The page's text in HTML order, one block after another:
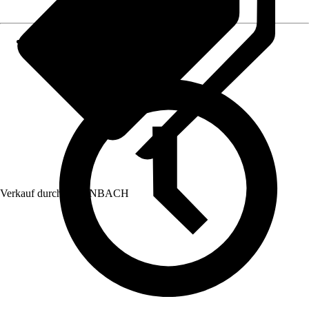
Verkauf durch: HORNBACH